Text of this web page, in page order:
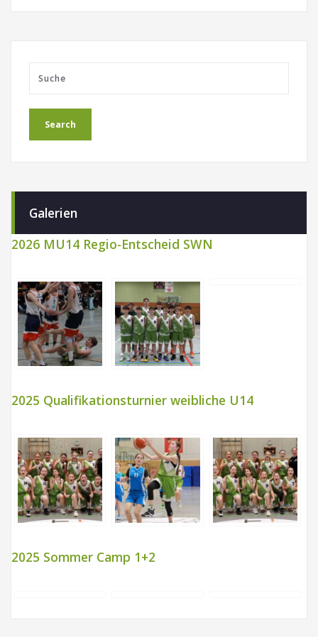
Galerien
2026 MU14 Regio-Entscheid SWN
2025 Qualifikationsturnier weibliche U14
2025 Sommer Camp 1+2